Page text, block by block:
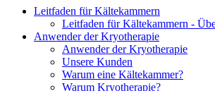
Leitfaden für Kältekammern
Leitfaden für Kältekammern -
Anwender der Kryotherapie
Anwender der Kryotherapie
Unsere Kunden
Warum eine Kältekammer?
Warum Kryotherapie?